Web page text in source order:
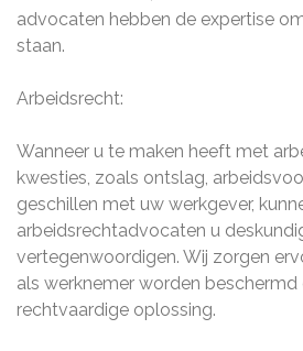
advocaten hebben de expertise
staan.
Arbeidsrecht:
Wanneer u te maken heeft met
kwesties, zoals ontslag,
geschillen met uw werkgever,
arbeidsrechtadvocaten u
vertegenwoordigen. Wij zorgen
als werknemer worden beschermd
rechtvaardige oplossing.